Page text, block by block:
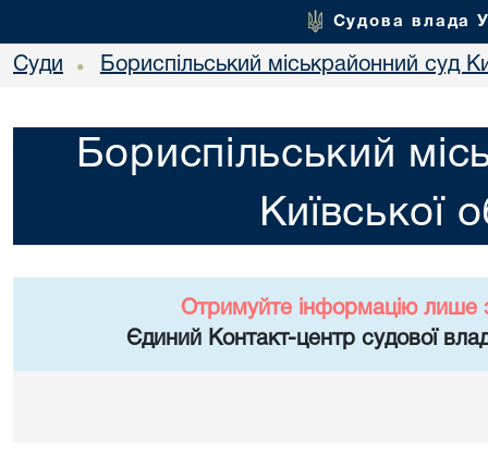
Судова влада
Суди • Бориспільський міськрайонний суд
Бориспільський
Київської
Отримуйте інформацію лише
Єдиний Контакт-центр судової